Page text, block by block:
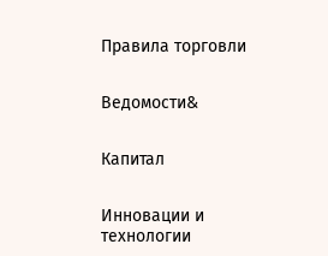
Правила торговли
Ведомости&
Капитал
Инновации и
технологии